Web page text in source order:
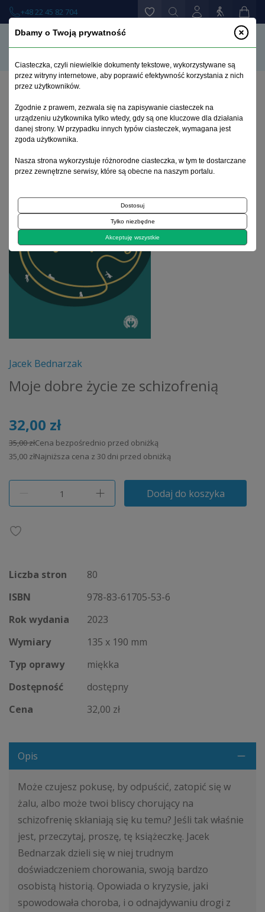
+48 22 45 82 704
Moje dobre życie ze schizofrenią
Jacek Bednarzak
Moje dobre życie ze schizofrenią
32,00 zł
35,00 złCena bezpośrednio przed obniżką
35,00 złNajniższa cena z 30 dni przed obniżką
Dodaj do koszyka
Liczba stron
80
ISBN
978-83-61705-53-6
Rok wydania
2023
Wymiary
135 x 190 mm
Typ oprawy
miękka
Dostępność
dostępny
Cena
32,00 zł
Opis
Może czujesz pokusę, by odpuścić, zatopić się w
żalu, albo może twoi bliscy chorujący na
schizofrenię skłaniają się ku temu? Jeśli tak właśnie
jest, przeczytaj, proszę, tę książeczkę. Jacek
Bednarzak dzieli się w niej trudnym
doświadczeniem chorowania, swoją bardzo
osobistą historią. Opowiada o kryzysie, jaki
spowodowała choroba, i o odnajdywaniu drogi z
Dbamy o Twoją prywatność
Ciasteczka, czyli niewielkie dokumenty tekstowe, wykorzystywane są
przez witryny internetowe, aby poprawić efektywność korzystania z nich
przez użytkowników.
Zgodnie z prawem, zezwala się na zapisywanie ciasteczek na
urządzeniu użytkownika tylko wtedy, gdy są one kluczowe dla działania
danej strony. W przypadku innych typów ciasteczek, wymagana jest
zgoda użytkownika.
Nasza strona wykorzystuje różnorodne ciasteczka, w tym te dostarczane
przez zewnętrzne serwisy, które są obecne na naszym portalu.
Dostosuj
Tylko niezbędne
Akceptuję wszystkie